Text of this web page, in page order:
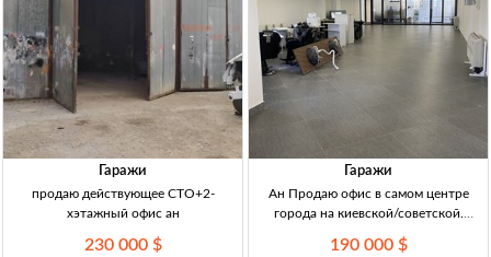
Гаражи
продаю действующее СТО+2-
хэтажный офис ан
230 000 $
Гаражи
Ан Продаю офис в самом центре
города на киевской/советской.
Подземный паркинг с лифтом Район:
190 000 $